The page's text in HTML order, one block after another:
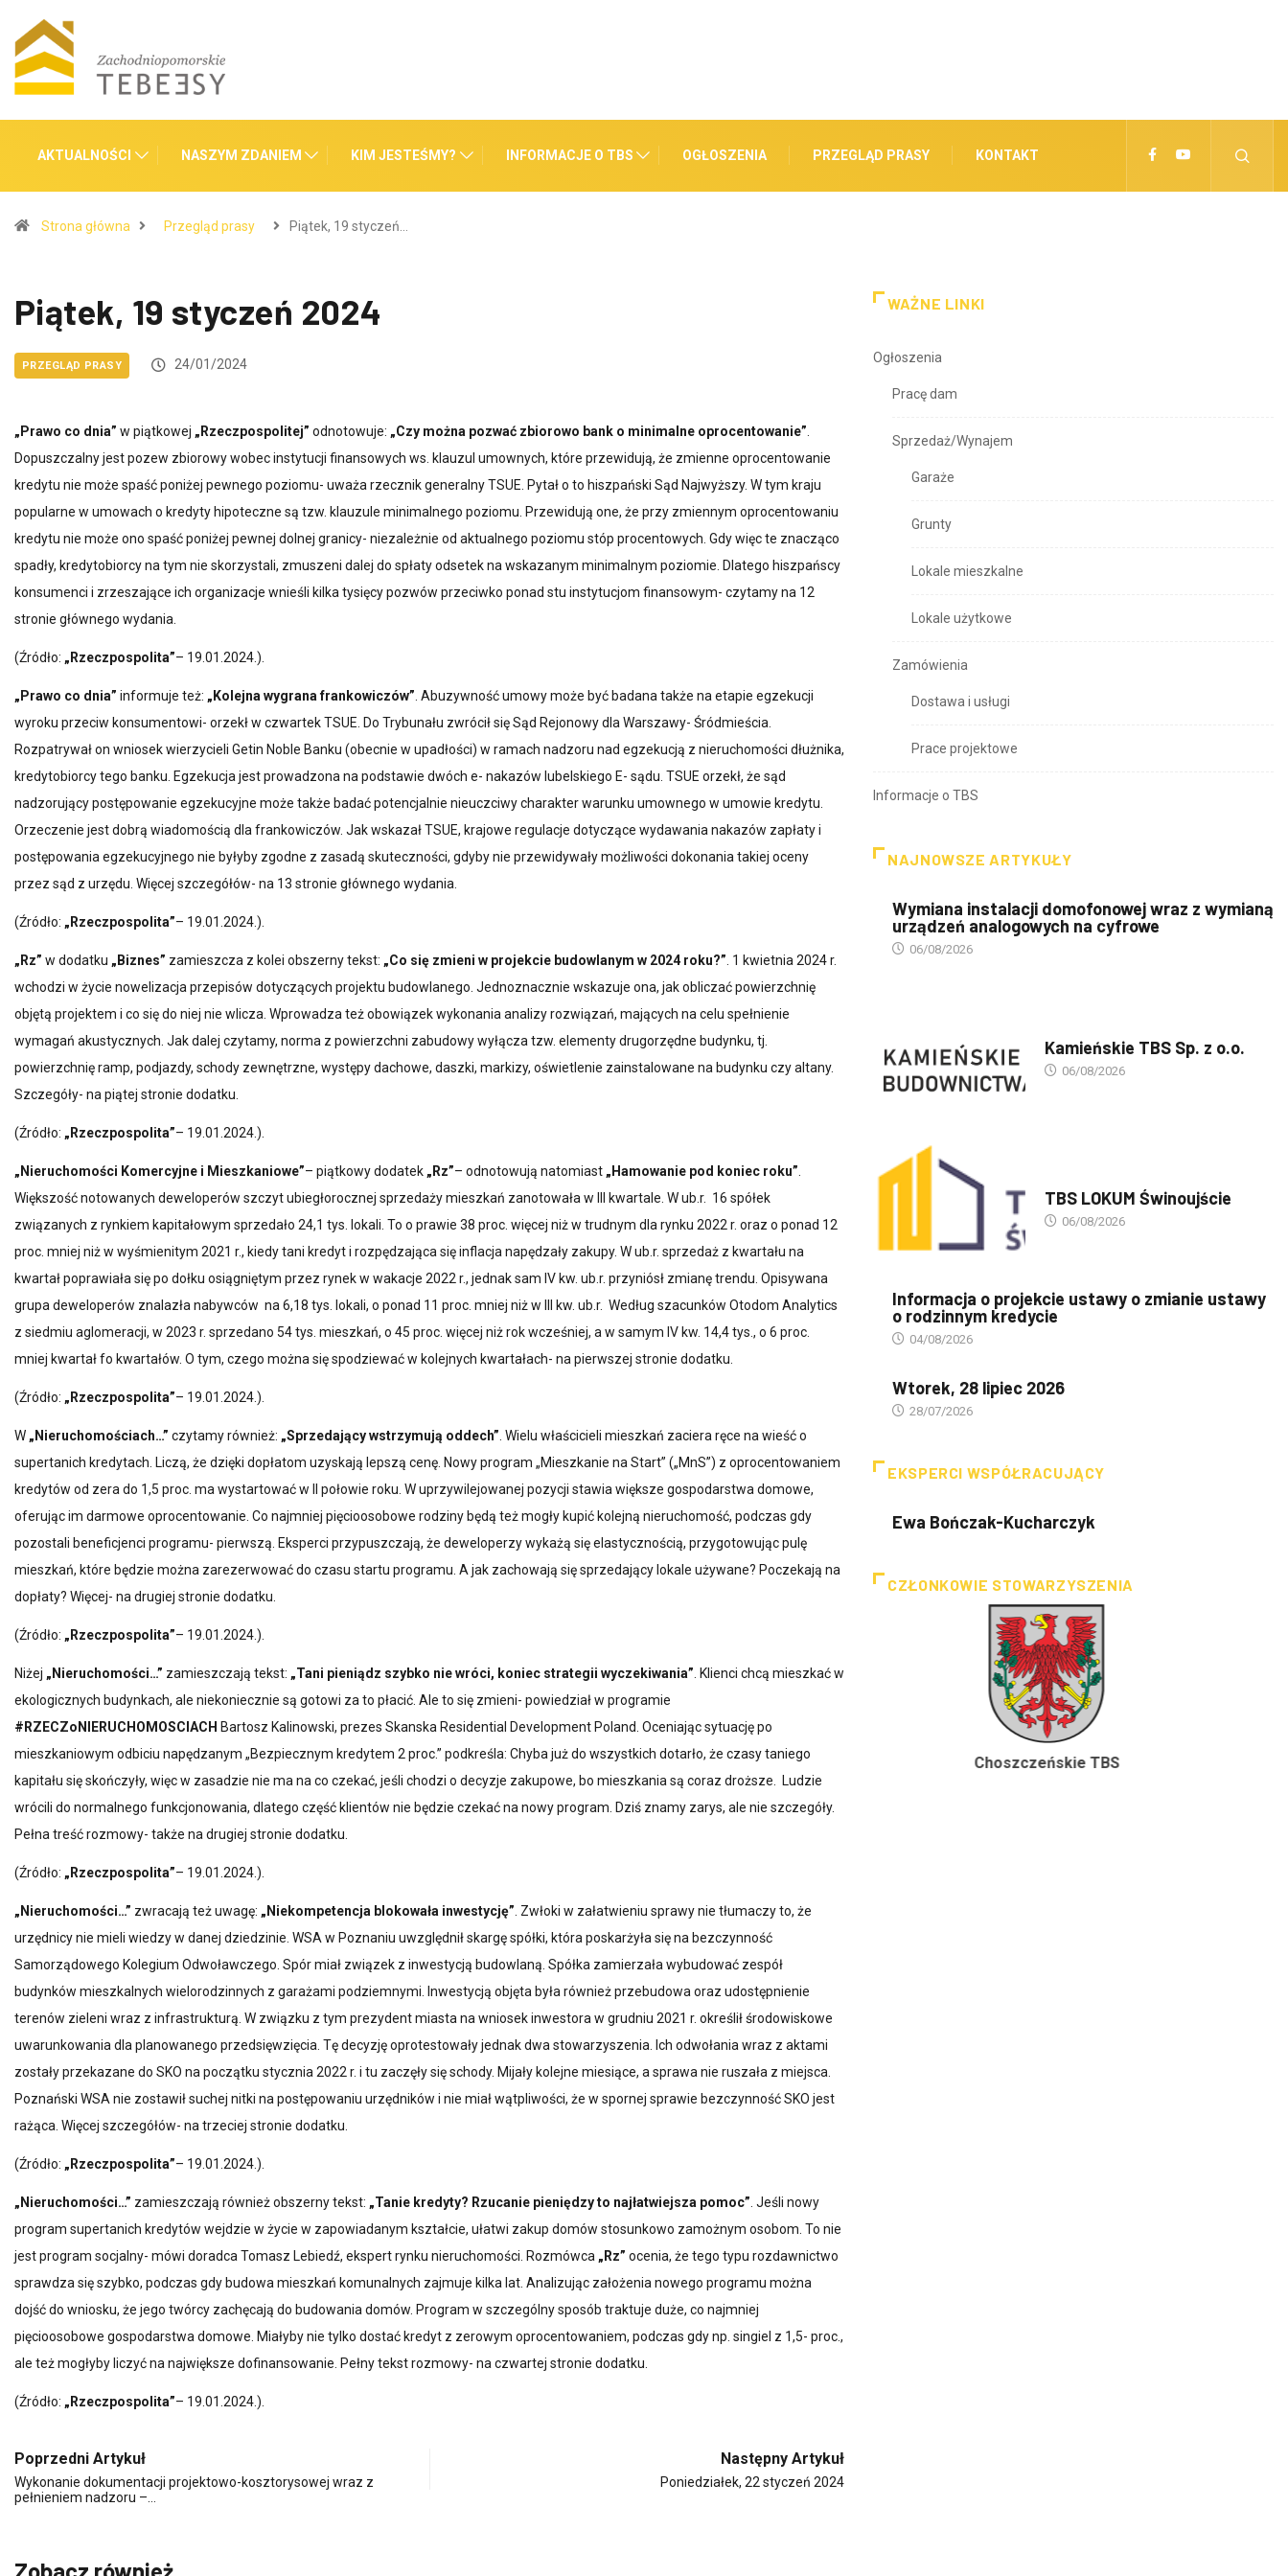
AKTUALNOŚCI NASZYM ZDANIEM KIM JESTEŚMY? INFORMACJE O TBS OGŁOSZENIA PRZEGLĄD PRASY KONTAKT
Strona główna Przegląd prasy Piątek, 19 styczeń…
Piątek, 19 styczeń 2024
PRZEGLĄD PRASY 24/01/2024
„Prawo co dnia” w piątkowej „Rzeczpospolitej” odnotowuje: „Czy można pozwać zbiorowo bank o minimalne oprocentowanie”
Dopuszczalny jest pozew zbiorowy wobec instytucji finansowych ws. klauzul umownych, które przewidują, że zmienne oprocentowanie
kredytu nie może spaść poniżej pewnego poziomu- uważa rzecznik generalny TSUE. Pytał o to hiszpański Sąd Najwyższy. W tym kraju
popularne w umowach o kredyty hipoteczne są tzw. klauzule minimalnego poziomu. Przewidują one, że przy zmiennym oprocentowaniu
kredytu nie może ono spaść poniżej pewnej dolnej granicy- niezależnie od aktualnego poziomu stóp procentowych. Gdy więc te znacząco
spadły, kredytobiorcy na tym nie skorzystali, zmuszeni dalej do spłaty odsetek na wskazanym minimalnym poziomie. Dlatego hiszpańscy
konsumenci i zrzeszające ich organizacje wnieśli kilka tysięcy pozwów przeciwko ponad stu instytucjom finansowym- czytamy na 12
stronie głównego wydania.
(Źródło: „Rzeczpospolita”– 19.01.2024.).
„Prawo co dnia” informuje też: „Kolejna wygrana frankowiczów” . Abuzywność umowy może być badana także na etapie egzekucji
wyroku przeciw konsumentowi- orzekł w czwartek TSUE. Do Trybunału zwrócił się Sąd Rejonowy dla Warszawy- Śródmieścia.
Rozpatrywał on wniosek wierzycieli Getin Noble Banku (obecnie w upadłości) w ramach nadzoru nad egzekucją z nieruchomości dłużnika,
kredytobiorcy tego banku. Egzekucja jest prowadzona na podstawie dwóch e- nakazów lubelskiego E- sądu. TSUE orzekł, że sąd
nadzorujący postępowanie egzekucyjne może także badać potencjalnie nieuczciwy charakter warunku umownego w umowie kredytu.
Orzeczenie jest dobrą wiadomością dla frankowiczów. Jak wskazał TSUE, krajowe regulacje dotyczące wydawania nakazów zapłaty i
postępowania egzekucyjnego nie byłyby zgodne z zasadą skuteczności, gdyby nie przewidywały możliwości dokonania takiej oceny
przez sąd z urzędu. Więcej szczegółów- na 13 stronie głównego wydania.
(Źródło: „Rzeczpospolita”– 19.01.2024.).
„Rz” w dodatku „Biznes” zamieszcza z kolei obszerny tekst: „Co się zmieni w projekcie budowlanym w 2024 roku?” . 1 kwietnia 2024 r.
wchodzi w życie nowelizacja przepisów dotyczących projektu budowlanego. Jednoznacznie wskazuje ona, jak obliczać powierzchnię
objętą projektem i co się do niej nie wlicza. Wprowadza też obowiązek wykonania analizy rozwiązań, mających na celu spełnienie
wymagań akustycznych. Jak dalej czytamy, norma z powierzchni zabudowy wyłącza tzw. elementy drugorzędne budynku, tj.
powierzchnię ramp, podjazdy, schody zewnętrzne, występy dachowe, daszki, markizy, oświetlenie zainstalowane na budynku czy altany.
Szczegóły- na piątej stronie dodatku.
(Źródło: „Rzeczpospolita”– 19.01.2024.).
„Nieruchomości Komercyjne i Mieszkaniowe”– piątkowy dodatek „Rz”– odnotowują natomiast „Hamowanie pod koniec roku”
Większość notowanych deweloperów szczyt ubiegłorocznej sprzedaży mieszkań zanotowała w III kwartale. W ub.r. 16 spółek
związanych z rynkiem kapitałowym sprzedało 24,1 tys. lokali. To o prawie 38 proc. więcej niż w trudnym dla rynku 2022 r. oraz o ponad 12
proc. mniej niż w wyśmienitym 2021 r., kiedy tani kredyt i rozpędzająca się inflacja napędzały zakupy. W ub.r. sprzedaż z kwartału na
kwartał poprawiała się po dołku osiągniętym przez rynek w wakacje 2022 r., jednak sam IV kw. ub.r. przyniósł zmianę trendu. Opisywana
grupa deweloperów znalazła nabywców na 6,18 tys. lokali, o ponad 11 proc. mniej niż w III kw. ub.r. Według szacunków Otodom Analytics
z siedmiu aglomeracji, w 2023 r. sprzedano 54 tys. mieszkań, o 45 proc. więcej niż rok wcześniej, a w samym IV kw. 14,4 tys., o 6 proc.
mniej kwartał fo kwartałów. O tym, czego można się spodziewać w kolejnych kwartałach- na pierwszej stronie dodatku.
(Źródło: „Rzeczpospolita”– 19.01.2024.).
W „Nieruchomościach…” czytamy również: „Sprzedający wstrzymują oddech” . Wielu właścicieli mieszkań zaciera ręce na wieść o
supertanich kredytach. Liczą, że dzięki dopłatom uzyskają lepszą cenę. Nowy program „Mieszkanie na Start” („MnS”) z oprocentowaniem
kredytów od zera do 1,5 proc. ma wystartować w II połowie roku. W uprzywilejowanej pozycji stawia większe gospodarstwa domowe,
oferując im darmowe oprocentowanie. Co najmniej pięcioosobowe rodziny będą też mogły kupić kolejną nieruchomość, podczas gdy
pozostali beneficjenci programu- pierwszą. Eksperci przypuszczają, że deweloperzy wykażą się elastycznością, przygotowując pulę
mieszkań, które będzie można zarezerwować do czasu startu programu. A jak zachowają się sprzedający lokale używane? Poczekają na
dopłaty? Więcej- na drugiej stronie dodatku.
(Źródło: „Rzeczpospolita”– 19.01.2024.).
Niżej „Nieruchomości…” zamieszczają tekst: „Tani pieniądz szybko nie wróci, koniec strategii wyczekiwania” . Klienci chcą mieszkać w
ekologicznych budynkach, ale niekoniecznie są gotowi za to płacić. Ale to się zmieni- powiedział w programie
#RZECZoNIERUCHOMOSCIACH Bartosz Kalinowski, prezes Skanska Residential Development Poland. Oceniając sytuację po
mieszkaniowym odbiciu napędzanym „Bezpiecznym kredytem 2 proc.” podkreśla: Chyba już do wszystkich dotarło, że czasy taniego
kapitału się skończyły, więc w zasadzie nie ma na co czekać, jeśli chodzi o decyzje zakupowe, bo mieszkania są coraz droższe. Ludzie
wrócili do normalnego funkcjonowania, dlatego część klientów nie będzie czekać na nowy program. Dziś znamy zarys, ale nie szczegóły.
Pełna treść rozmowy- także na drugiej stronie dodatku.
(Źródło: „Rzeczpospolita”– 19.01.2024.).
„Nieruchomości…” zwracają też uwagę: „Niekompetencja blokowała inwestycję” . Zwłoki w załatwieniu sprawy nie tłumaczy to, że
urzędnicy nie mieli wiedzy w danej dziedzinie. WSA w Poznaniu uwzględnił skargę spółki, która poskarżyła się na bezczynność
Samorządowego Kolegium Odwoławczego. Spór miał związek z inwestycją budowlaną. Spółka zamierzała wybudować zespół
budynków mieszkalnych wielorodzinnych z garażami podziemnymi. Inwestycją objęta była również przebudowa oraz udostępnienie
terenów zieleni wraz z infrastrukturą. W związku z tym prezydent miasta na wniosek inwestora w grudniu 2021 r. określił środowiskowe
uwarunkowania dla planowanego przedsięwzięcia. Tę decyzję oprotestowały jednak dwa stowarzyszenia. Ich odwołania wraz z aktami
zostały przekazane do SKO na początku stycznia 2022 r. i tu zaczęły się schody. Mijały kolejne miesiące, a sprawa nie ruszała z miejsca.
Poznański WSA nie zostawił suchej nitki na postępowaniu urzędników i nie miał wątpliwości, że w spornej sprawie bezczynność SKO jest
rażąca. Więcej szczegółów- na trzeciej stronie dodatku.
(Źródło: „Rzeczpospolita”– 19.01.2024.).
„Nieruchomości…” zamieszczają również obszerny tekst: „Tanie kredyty? Rzucanie pieniędzy to najłatwiejsza pomoc” . Jeśli nowy
program supertanich kredytów wejdzie w życie w zapowiadanym kształcie, ułatwi zakup domów stosunkowo zamożnym osobom. To nie
jest program socjalny- mówi doradca Tomasz Lebiedź, ekspert rynku nieruchomości. Rozmówca „Rz” ocenia, że tego typu rozdawnictwo
sprawdza się szybko, podczas gdy budowa mieszkań komunalnych zajmuje kilka lat. Analizując założenia nowego programu można
dojść do wniosku, że jego twórcy zachęcają do budowania domów. Program w szczególny sposób traktuje duże, co najmniej
pięcioosobowe gospodarstwa domowe. Miałyby nie tylko dostać kredyt z zerowym oprocentowaniem, podczas gdy np. singiel z 1,5- proc.,
ale też mogłyby liczyć na największe dofinansowanie. Pełny tekst rozmowy- na czwartej stronie dodatku.
(Źródło: „Rzeczpospolita”– 19.01.2024.).
Poprzedni Artykuł
Wykonanie dokumentacji projektowo-kosztorysowej wraz z
pełnieniem nadzoru –…
Następny Artykuł
Poniedziałek, 22 styczeń 2024
Zobacz również
WAŻNE LINKI
Ogłoszenia
Pracę dam
Sprzedaż/Wynajem
Garaże
Grunty
Lokale mieszkalne
Lokale użytkowe
Zamówienia
Dostawa i usługi
Prace projektowe
Informacje o TBS
NAJNOWSZE ARTYKUŁY
Wymiana instalacji domofonowej wraz z wymianą
urządzeń analogowych na cyfrowe
06/08/2026
Kamieńskie TBS Sp. z o.o.
06/08/2026
TBS LOKUM Świnoujście
06/08/2026
Informacja o projekcie ustawy o zmianie ustawy
o rodzinnym kredycie
04/08/2026
Wtorek, 28 lipiec 2026
28/07/2026
EKSPERCI WSPÓŁRACUJĄCY
Ewa Bończak-Kucharczyk
CZŁONKOWIE STOWARZYSZENIA
ZGM TBS Szczecinek
Barlineckie TBS
Białogardzkie TBS
Choszczeńskie TBS